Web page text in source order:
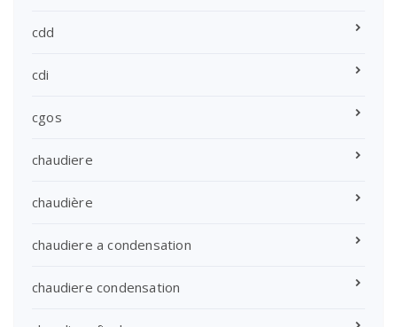
cdd
cdi
cgos
chaudiere
chaudière
chaudiere a condensation
chaudiere condensation